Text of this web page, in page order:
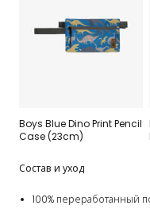
Boys Blue Dino Print Pencil
Case (23cm)
Состав и уход
100% переработанный